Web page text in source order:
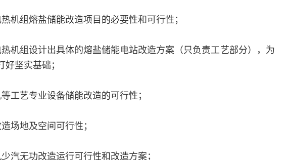
热机组熔盐储能改造项目的必要性和可行性；
热机组设计出具体的熔盐储能电站改造方案（只负责工艺部分），为
坚实基础；
工艺专业设备储能改造的可行性；
场地及空间可行性；
少汽无功改造运行可行性和改造方案；